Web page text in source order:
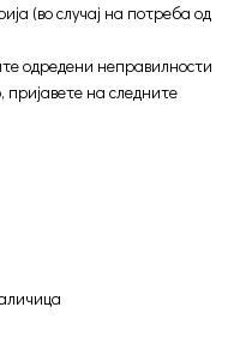
(во случај на потреба од
одредени неправилности
на следните